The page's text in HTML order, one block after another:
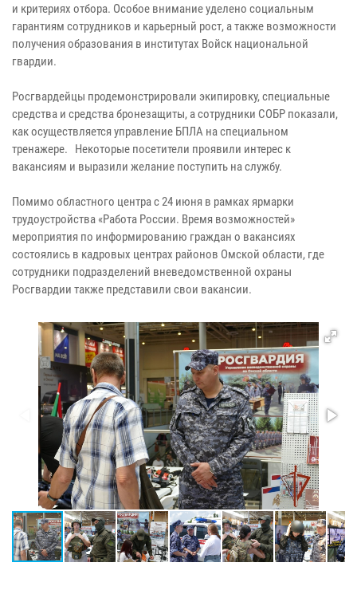
и критериях отбора. Особое внимание уделено социальным
гарантиям сотрудников и карьерный рост, а также возможности
получения образования в институтах Войск национальной
гвардии.
Росгвардейцы продемонстрировали экипировку, специальные
средства и средства бронезащиты, а сотрудники СОБР показали,
как осуществляется управление БПЛА на специальном
тренажере. Некоторые посетители проявили интерес к
вакансиям и выразили желание поступить на службу.
Помимо областного центра с 24 июня в рамках ярмарки
трудоустройства «Работа России. Время возможностей»
мероприятия по информированию граждан о вакансиях
состоялись в кадровых центрах районов Омской области, где
сотрудники подразделений вневедомственной охраны
Росгвардии также представили свои вакансии.